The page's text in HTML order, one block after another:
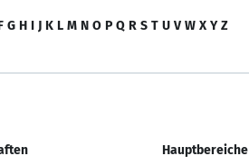
G H I J K L M N O P Q R S T U V W X Y Z
Hauptbereiche